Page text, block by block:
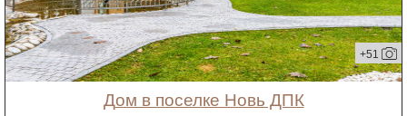
+51
дом в поселке Новь ДПК